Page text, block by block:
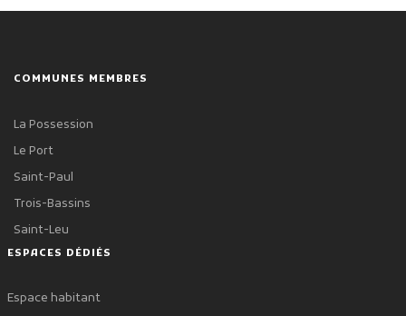
COMMUNES MEMBRES
La Possession
Le Port
Saint-Paul
Trois-Bassins
Saint-Leu
ESPACES DÉDIÉS
Espace habitant